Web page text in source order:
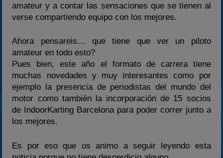
Preguntas Frecuentes
amateur y a contar las sensaciones que se tienen al
verse compartiendo equipo con los mejores.
Ahora pensareis… que tiene que ver un piloto
amateur en todo esto?
Pues bien, este año el formato de carrera tiene
muchas novedades y muy interesantes como por
ejemplo la presencia de periodistas del mundo del
motor como también la incorporación de 15 socios
de IndoorKarting Barcelona para poder correr junto a
los mejores.
Es por eso que os animo a seguir leyendo esta